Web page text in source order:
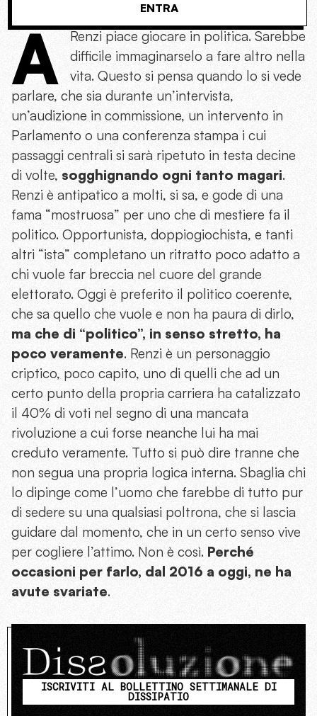
ENTRA
A
Renzi piace giocare in politica. Sarebbe
difficile immaginarselo a fare altro nella
vita. Questo si pensa quando lo si vede
parlare, che sia durante un’intervista,
un’audizione in commissione, un intervento in
Parlamento o una conferenza stampa i cui
passaggi centrali si sarà ripetuto in testa decine
di volte, sogghignando ogni tanto magari.
Renzi è antipatico a molti, si sa, e gode di una
fama “mostruosa” per uno che di mestiere fa il
politico. Opportunista, doppiogiochista, e tanti
altri “ista” completano un ritratto poco adatto a
chi vuole far breccia nel cuore del grande
elettorato. Oggi è preferito il politico coerente,
che sa quello che vuole e non ha paura di dirlo,
ma che di “politico”, in senso stretto, ha
poco veramente. Renzi è un personaggio
criptico, poco capito, uno di quelli che ad un
certo punto della propria carriera ha catalizzato
il 40% di voti nel segno di una mancata
rivoluzione a cui forse neanche lui ha mai
creduto veramente. Tutto si può dire tranne che
non segua una propria logica interna. Sbaglia chi
lo dipinge come l’uomo che farebbe di tutto pur
di sedere su una qualsiasi poltrona, che si lascia
guidare dal momento, che in un certo senso vive
per cogliere l’attimo. Non è così. Perché
occasioni per farlo, dal 2016 a oggi, ne ha
avute svariate.
ISCRIVITI AL BOLLETTINO SETTIMANALE DI
DISSIPATIO